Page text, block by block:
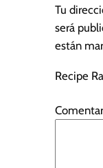
Tu
será
están
Recipe